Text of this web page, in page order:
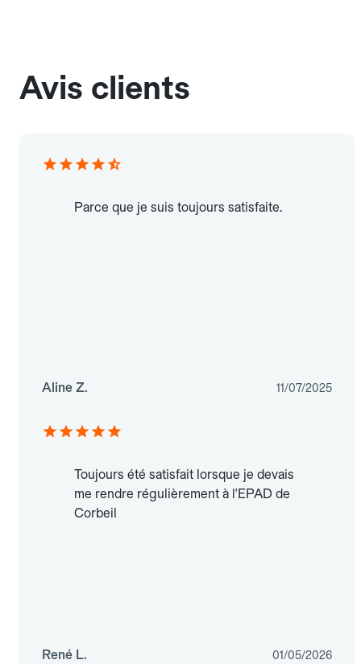
Avis clients
Parce que je suis toujours satisfaite.
Aline Z. 11/07/2025
Toujours été satisfait lorsque je devais
me rendre régulièrement à l'EPAD de
Corbeil
René L. 01/05/2026